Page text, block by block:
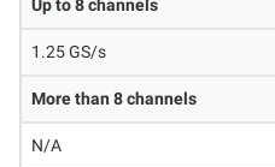
Up to 8 channels
1.25 GS/s
More than 8 channels
N/A